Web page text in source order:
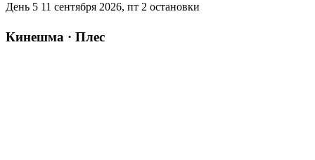
День 5 11 сентября 2026, пт 2 остановки
Кинешма · Плес